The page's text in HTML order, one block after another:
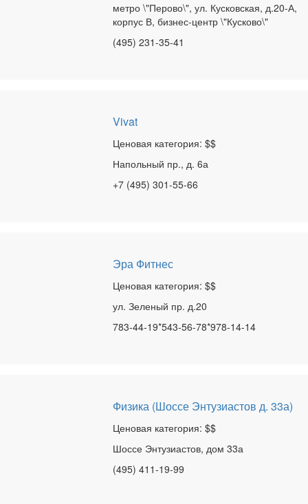
метро \"Перово\", ул. Кусковская, д.20-А,
корпус В, бизнес-центр \"Кусково\"
(495) 231-35-41
Vivat
Ценовая категория: $$
Напольный пр., д. 6а
+7 (495) 301-55-66
Эра Фитнес
Ценовая категория: $$
ул. Зеленый пр. д.20
783-44-19*543-56-78*978-14-14
Физика (Шоссе Энтузиастов д. 33а)
Ценовая категория: $$
Шоссе Энтузиастов, дом 33а
(495) 411-19-99